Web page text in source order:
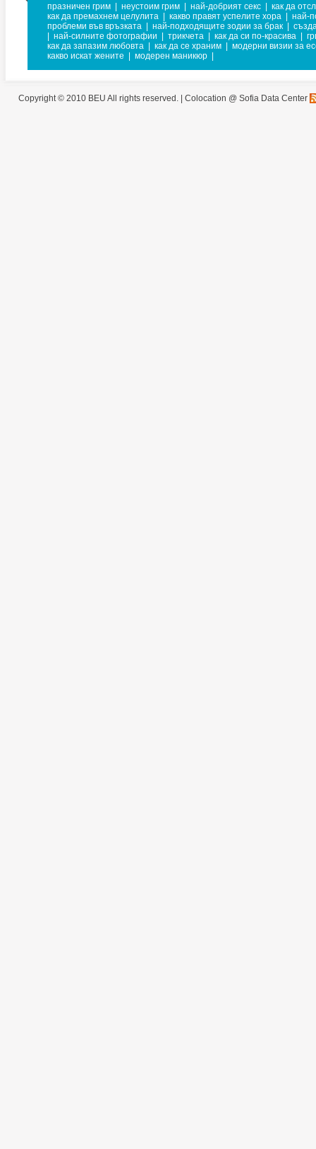
празничен грим неустоим грим най-добрият секс
как да
как да премахнем целулита
какво правят успелите хора
най-
проблеми във връзката
най-подходящите зодии за брак
най-силните фотографии трикчета как да си по-красива
как да запазим любовта
как да се храним
модерни визии за
какво искат жените
модерен маникюр
Copyright © 2010 BEU All rights reserved. | Colocation @ Sofia Data Center